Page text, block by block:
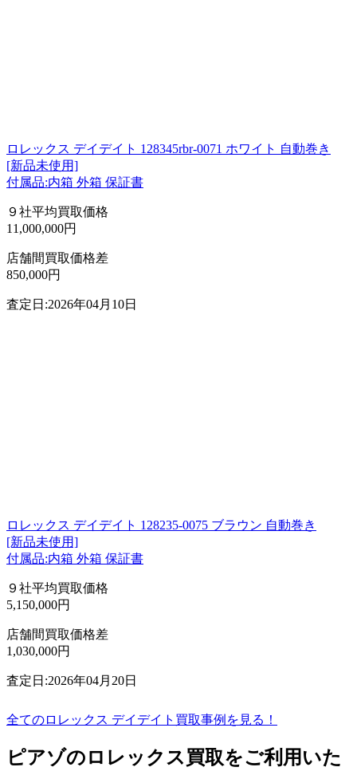
ロレックス デイデイト 128345rbr-0071 ホワイト 自動巻き
[新品未使用]
付属品:内箱 外箱 保証書
９社平均買取価格
11,000,000円
店舗間買取価格差
850,000円
査定日:2026年04月10日
ロレックス デイデイト 128235-0075 ブラウン 自動巻き
[新品未使用]
付属品:内箱 外箱 保証書
９社平均買取価格
5,150,000円
店舗間買取価格差
1,030,000円
査定日:2026年04月20日
全てのロレックス デイデイト買取事例を見る！
ピアゾのロレックス買取をご利用いた